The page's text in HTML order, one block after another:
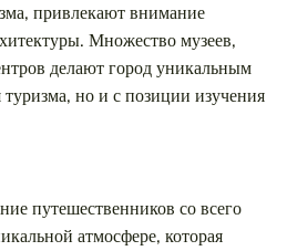
привлекают внимание
Множество музеев,
делают город уникальным
туризма, но и с позиции изучения
путешественников со всего
атмосфере, которая